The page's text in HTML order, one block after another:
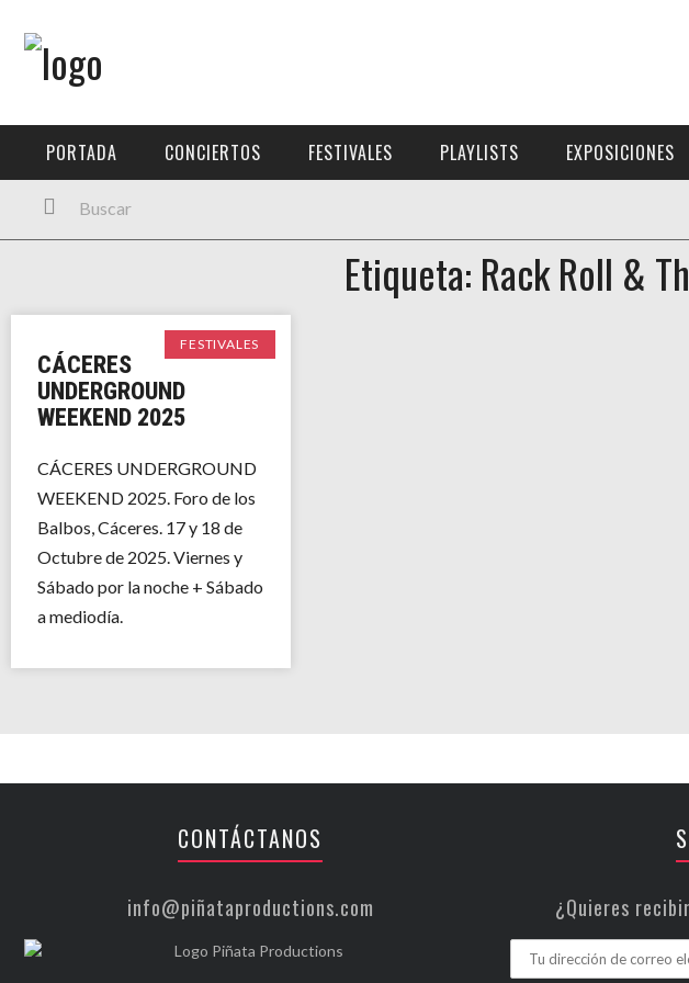
PORTADA
FESTIVALES
HISTORIAS
PORTADA CONCIERTOS FESTIVALES PLAYLISTS EXPOSICIONES
Etiqueta: Rack Roll &
FESTIVALES
CÁCERES
UNDERGROUND
WEEKEND 2025
CÁCERES UNDERGROUND
WEEKEND 2025. Foro de los
Balbos, Cáceres. 17 y 18 de
Octubre de 2025. Viernes y
Sábado por la noche + Sábado
a mediodía.
CONTÁCTANOS
info@piñataproductions.com ¿Quieres